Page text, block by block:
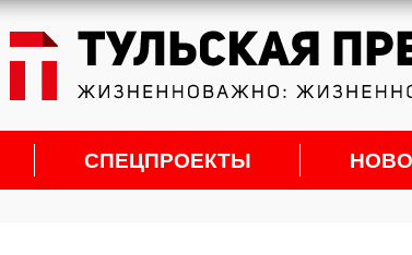
СПЕЦПРОЕКТЫ